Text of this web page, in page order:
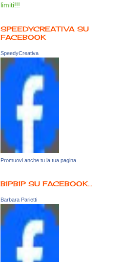
limiti!!!
SPEEDYCREATIVA SU
FACEBOOK
SpeedyCreativa
Promuovi anche tu la tua pagina
BIPBIP SU FACEBOOK...
Barbara Parietti